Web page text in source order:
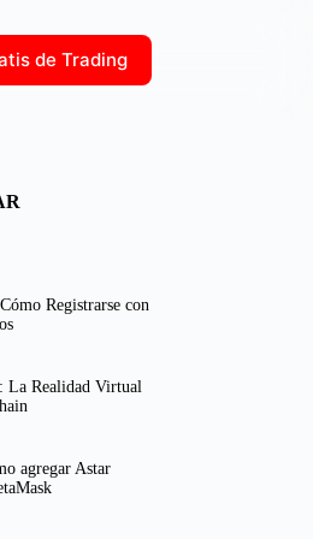
de Trading
Registrarse con
La Realidad Virtual
agregar Astar